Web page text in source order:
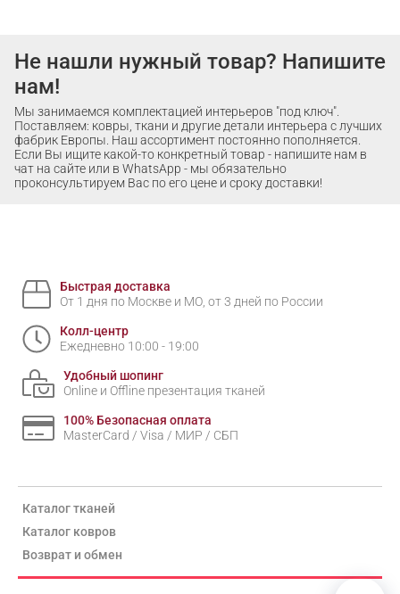
Не нашли нужный товар? Напишите
нам!
Мы занимаемся комплектацией интерьеров "под ключ".
Поставляем: ковры, ткани и другие детали интерьера с лучших
фабрик Европы. Наш ассортимент постоянно пополняется.
Если Вы ищите какой-то конкретный товар - напишите нам в
чат на сайте или в WhatsApp - мы обязательно
проконсультируем Вас по его цене и сроку доставки!
Быстрая доставка
От 1 дня по Москве и МО, от 3 дней по России
Колл-центр
Ежедневно 10:00 - 19:00
Удобный шопинг
Online и Offline презентация тканей
100% Безопасная оплата
MasterCard / Visa / МИР / СБП
Каталог тканей
Каталог ковров
Возврат и обмен